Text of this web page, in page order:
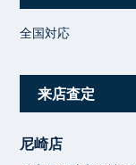
全国対応
来店査定
尼崎店